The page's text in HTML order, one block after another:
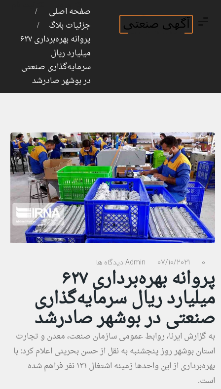
ورود
صفحه اصلی
جزئیات بلاگ
پروانه بهره‌برداری ۶۲۷
میلیارد ریال
سرمایه‌گذاری صنعتی
در بوشهر صادرشد
Admin 07/10/2021 0 دیدگاه ها
پروانه بهره‌برداری ۶۲۷
میلیارد ریال سرمایه‌گذاری
صنعتی در بوشهر صادرشد
به گزارش ایرنا، روابط عمومی سازمان صنعت، معدن و تجارت
استان بوشهر روز پنجشنبه به نقل از حسن بحرینی اعلام کرد: با
بهره‌برداری از این واحدها زمینه اشتغال ۱۳۱ نفر فراهم شده
است.